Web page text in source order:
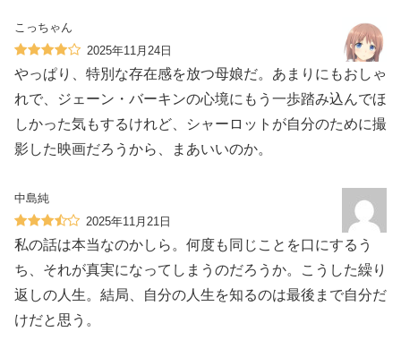
こっちゃん
2025年11月24日
やっぱり、特別な存在感を放つ母娘だ。あまりにもおしゃ
れで、ジェーン・バーキンの心境にもう一歩踏み込んでほ
しかった気もするけれど、シャーロットが自分のために撮
影した映画だろうから、まあいいのか。
中島純
2025年11月21日
私の話は本当なのかしら。何度も同じことを口にするう
ち、それが真実になってしまうのだろうか。こうした繰り
返しの人生。結局、自分の人生を知るのは最後まで自分だ
けだと思う。